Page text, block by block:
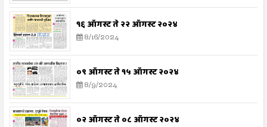
१६ ऑगस्ट ते २२ ऑगस्ट २०२४
8/16/2024
०९ ऑगस्ट ते १५ ऑगस्ट २०२४
8/9/2024
०२ ऑगस्ट ते ०८ ऑगस्ट २०२४